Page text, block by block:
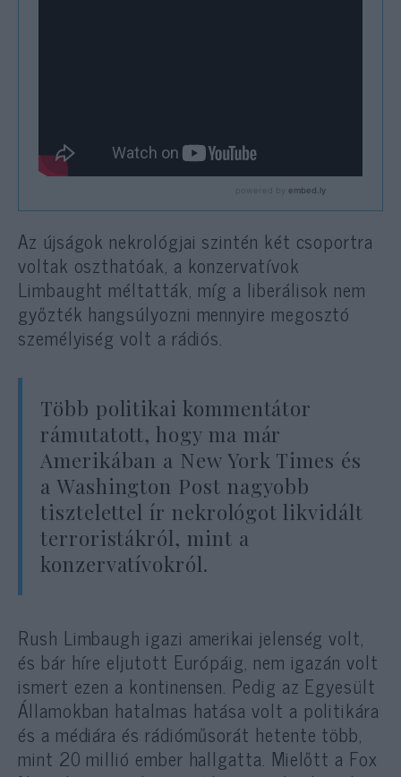
Az újságok nekrológjai szintén két csoportra
voltak oszthatóak, a konzervatívok
Limbaught méltatták, míg a liberálisok nem
győzték hangsúlyozni mennyire megosztó
személyiség volt a rádiós.
Több politikai kommentátor
rámutatott, hogy ma már
Amerikában a New York Times és
a Washington Post nagyobb
tisztelettel ír nekrológot likvidált
terroristákról, mint a
konzervatívokról.
Rush Limbaugh igazi amerikai jelenség volt,
és bár híre eljutott Európáig, nem igazán volt
ismert ezen a kontinensen. Pedig az Egyesült
Államokban hatalmas hatása volt a politikára
és a médiára és rádióműsorát hetente több,
mint 20 millió ember hallgatta. Mielőtt a Fox